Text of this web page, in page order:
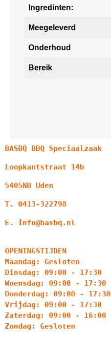
Ingredinten:
Meegeleverd
Onderhoud
Bereik
BASBQ BBQ Speciaalzaak
Loopkantstraat 14b
5405NB Uden
T. 0413-322798
E. info@basbq.nl
OPENINGSTIJDEN
Maandag: Gesloten
Dinsdag: 09:00 - 17:30
Woensdag: 09:00 - 17:30
Donderdag: 09:00 - 17:30
Vrijdag: 09:00 - 17:30
Zaterdag: 09:00 - 16:00
Zondag: Gesloten